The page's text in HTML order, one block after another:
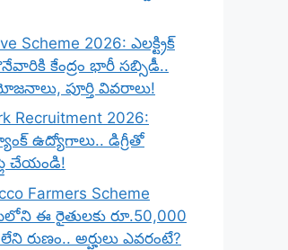
Scheme 2026: ఎలక్ట్రిక్
కేంద్రం భారీ సబ్సిడీ..
పూర్తి వివరాలు!
Recruitment 2026:
ఉద్యోగాలు.. డిగ్రీతో
చేయండి!
Farmers Scheme
ఈ రైతులకు రూ.50,000
లేని రుణం.. అర్హులు ఎవరంటే?